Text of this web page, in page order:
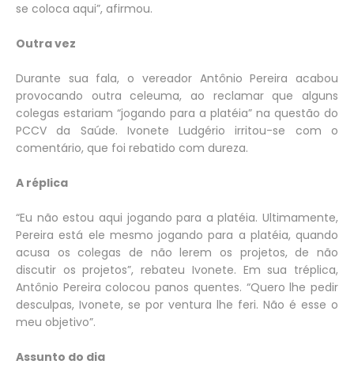
se coloca aqui”, afirmou.
Outra vez
Durante sua fala, o vereador Antônio Pereira acabou
provocando outra celeuma, ao reclamar que alguns
colegas estariam “jogando para a platéia” na questão do
PCCV da Saúde. Ivonete Ludgério irritou-se com o
comentário, que foi rebatido com dureza.
A réplica
“Eu não estou aqui jogando para a platéia. Ultimamente,
Pereira está ele mesmo jogando para a platéia, quando
acusa os colegas de não lerem os projetos, de não
discutir os projetos”, rebateu Ivonete. Em sua tréplica,
Antônio Pereira colocou panos quentes. “Quero lhe pedir
desculpas, Ivonete, se por ventura lhe feri. Não é esse o
meu objetivo”.
Assunto do dia